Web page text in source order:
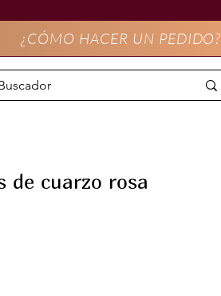
¿CÓMO HACER UN PEDIDO?
de cuarzo rosa